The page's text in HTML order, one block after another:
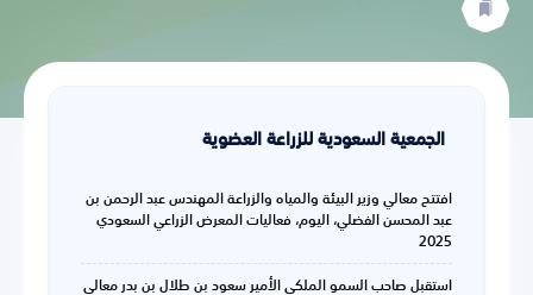
الجمعية السعودية للزراعة العضوية
افتتح معالي وزير البيئة والمياه والزراعة المهندس عبد الرحمن بن
عبد المحسن الفضلي، اليوم، فعاليات المعرض الزراعي السعودي
2025
استقبل صاحب السمو الملكي الأمير سعود بن طلال بن بدر معالي